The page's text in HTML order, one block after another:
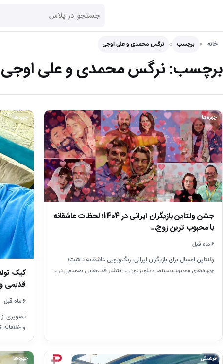
خانه برچسب نرگس محمدی و علی اوجی
برچسب:نرگس محمدی و علی اوجی
چهره‌ها
جشن ولنتاین بازیگران ایرانی در 1404؛ لحظات عاشقانه
با محبوب ترین زوج…
۶ ماه قبل
ولنتاین امسال برای بازیگران ایرانی، رنگ‌وبویی عاشقانه داشت؛
چهره‌های محبوب سینما و تلویزیون با انتشار قاب‌هایی صمیمی در…
چهره‌ها
کیک
قدیمی
۶ ماه قبل
تصویری
و
فرهنگی چهره‌ها